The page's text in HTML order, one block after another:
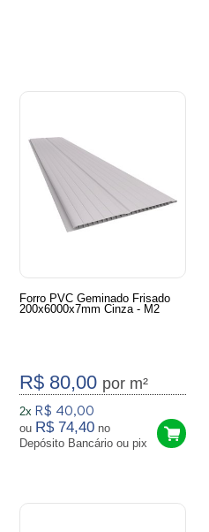
Forro PVC Geminado Frisado
200x6000x7mm Cinza - M2
R$ 80,00 por m²
2x R$ 40,00
ou R$ 74,40 no
Depósito Bancário ou pix